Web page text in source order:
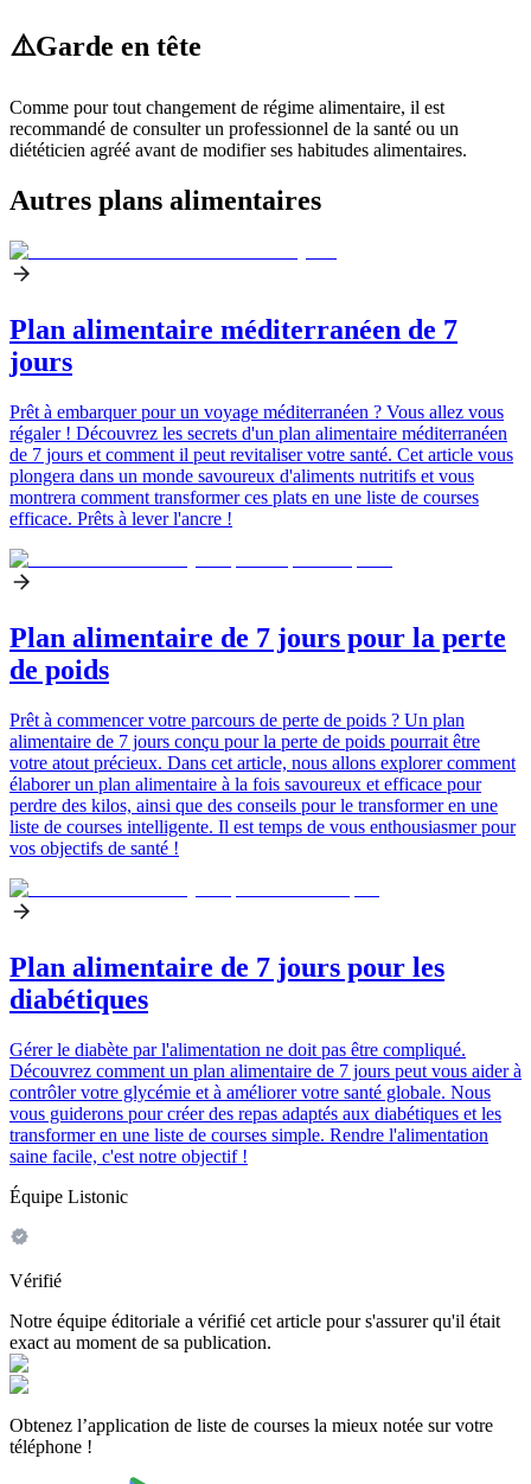
⚠️Garde en tête
Comme pour tout changement de régime alimentaire, il est
recommandé de consulter un professionnel de la santé ou un
diététicien agréé avant de modifier ses habitudes alimentaires.
Autres plans alimentaires
Plan alimentaire méditerranéen de 7
jours
Prêt à embarquer pour un voyage méditerranéen ? Vous allez vous
régaler ! Découvrez les secrets d'un plan alimentaire méditerranéen
de 7 jours et comment il peut revitaliser votre santé. Cet article vous
plongera dans un monde savoureux d'aliments nutritifs et vous
montrera comment transformer ces plats en une liste de courses
efficace. Prêts à lever l'ancre !
Plan alimentaire de 7 jours pour la perte
de poids
Prêt à commencer votre parcours de perte de poids ? Un plan
alimentaire de 7 jours conçu pour la perte de poids pourrait être
votre atout précieux. Dans cet article, nous allons explorer comment
élaborer un plan alimentaire à la fois savoureux et efficace pour
perdre des kilos, ainsi que des conseils pour le transformer en une
liste de courses intelligente. Il est temps de vous enthousiasmer pour
vos objectifs de santé !
Plan alimentaire de 7 jours pour les
diabétiques
Gérer le diabète par l'alimentation ne doit pas être compliqué.
Découvrez comment un plan alimentaire de 7 jours peut vous aider à
contrôler votre glycémie et à améliorer votre santé globale. Nous
vous guiderons pour créer des repas adaptés aux diabétiques et les
transformer en une liste de courses simple. Rendre l'alimentation
saine facile, c'est notre objectif !
Équipe Listonic
Vérifié
Notre équipe éditoriale a vérifié cet article pour s'assurer qu'il était
exact au moment de sa publication.
Obtenez l’application de liste de courses la mieux notée sur votre
téléphone !